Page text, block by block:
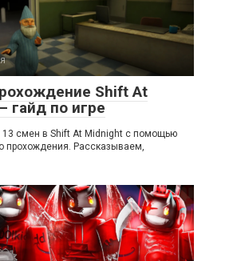
Shift At
гайд по игре
13 смен в Shift At Midnight с помощью
прохождения. Рассказываем,